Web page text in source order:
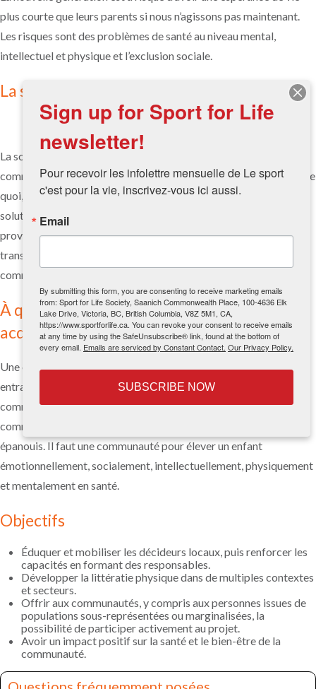
plus courte que leurs parents si nous n’agissons pas maintenant.
Les risques sont des problèmes de santé au niveau mental,
intellectuel et physique et l’exclusion sociale.
La solution
La solution que nous proposons est d’harmoniser les 5 secteurs
communautaires clés afin que ceux-ci coopèrent pour présenter le
quoi, le pourquoi et le comment de la littératie physique. La
solution est de soutenir les intervenants au niveau national,
provincial et municipal pour qu’ils appuient la mise en œuvre et le
transfère de connaissances de Littératie physique pour les
communautés.
À quoi ressemble une communauté ayant
acquis la littératie physique?
Une communauté dans laquelle tous les parents, professeurs,
entraîneurs et praticiens sont informés et soutenus. Une
communautéoùtous les séniors sont dynamiques et actifs. Une
communauté
épanouis. Il faut une communauté pour élever un enfant
émotionnellement, socialement, intellectuellement, physiquement
et mentalement en santé.
Objectifs
Éduquer et mobiliser les décideurs locaux, puis renforcer les
capacités en formant des responsables.
Développer la littératie physique dans de multiples contextes
et secteurs.
Offrir aux communautés, y compris aux personnes issues de
populations sous-représentées ou marginalisées, la
possibilité de participer activement au projet.
Avoir un impact positif sur la santé et le bien-être de la
communauté.
Sign up for Sport for Life
newsletter!
Pour recevoir les infolettre mensuelle de Le sport
c'est pour la vie, inscrivez-vous ici aussi.
Email
By submitting this form, you are consenting to receive marketing emails
from: Sport for Life Society, Saanich Commonwealth Place, 100-4636 Elk
Lake Drive, Victoria, BC, British Columbia, V8Z 5M1, CA,
https://www.sportforlife.ca. You can revoke your consent to receive emails
at any time by using the SafeUnsubscribe® link, found at the bottom of
every email. Emails are serviced by Constant Contact. Our Privacy Policy.
SUBSCRIBE NOW